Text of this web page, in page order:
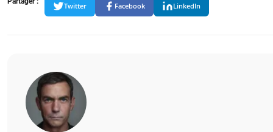
Twitter Facebook LinkedIn